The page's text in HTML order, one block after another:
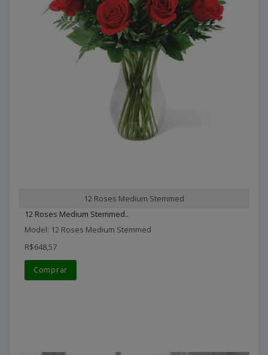
12 Roses Medium Stemmed
12 Roses Medium Stemmed..
Model: 12 Roses Medium Stemmed
R$648,57
Comprar